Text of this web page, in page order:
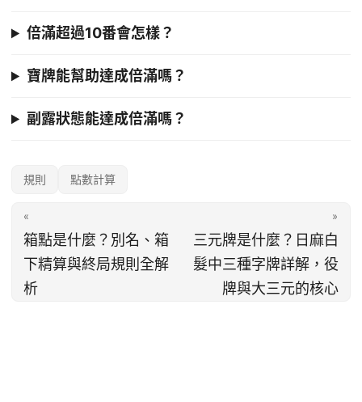
倍滿超過10番會怎樣？
寶牌能幫助達成倍滿嗎？
副露狀態能達成倍滿嗎？
規則 點數計算
«
箱點是什麼？別名、箱
下精算與終局規則全解
析
»
三元牌是什麼？日麻白
髮中三種字牌詳解，役
牌與大三元的核心